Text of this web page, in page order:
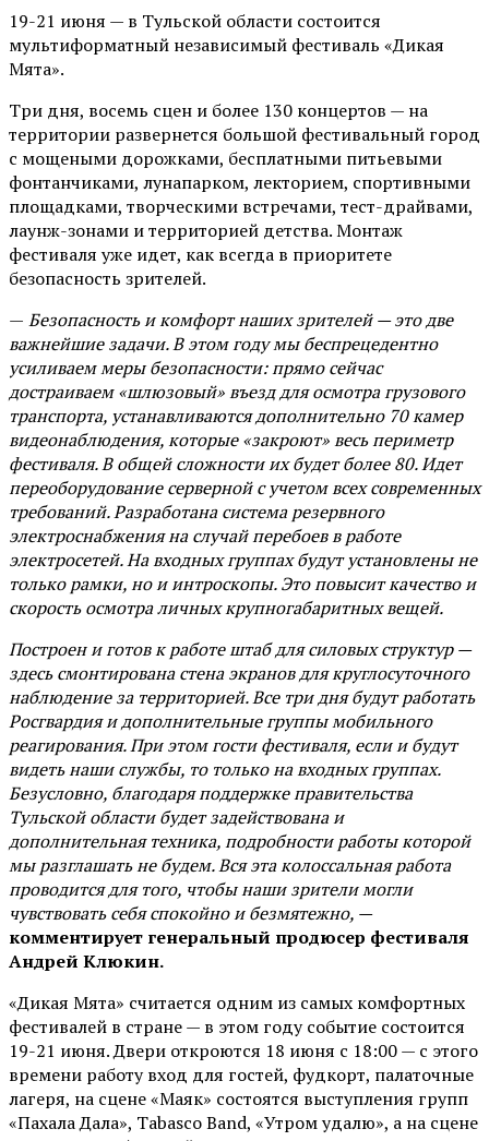
19-21 июня — в Тульской области состоится
мультиформатный независимый фестиваль «Дикая
Мята».
Три дня, восемь сцен и более 130 концертов — на
территории развернется большой фестивальный город
с мощеными дорожками, бесплатными питьевыми
фонтанчиками, лунапарком, лекторием, спортивными
площадками, творческими встречами, тест-драйвами,
лаунж-зонами и территорией детства. Монтаж
фестиваля уже идет, как всегда в приоритете
безопасность зрителей.
— Безопасность и комфорт наших зрителей — это две
важнейшие задачи. В этом году мы беспрецедентно
усиливаем меры безопасности: прямо сейчас
достраиваем «шлюзовый» въезд для осмотра грузового
транспорта, устанавливаются дополнительно 70 камер
видеонаблюдения, которые «закроют» весь периметр
фестиваля. В общей сложности их будет более 80. Идет
переоборудование серверной с учетом всех современных
требований. Разработана система резервного
электроснабжения на случай перебоев в работе
электросетей. На входных группах будут установлены не
только рамки, но и интроскопы. Это повысит качество и
скорость осмотра личных крупногабаритных вещей.
Построен и готов к работе штаб для силовых структур —
здесь смонтирована стена экранов для круглосуточного
наблюдение за территорией. Все три дня будут работать
Росгвардия и дополнительные группы мобильного
реагирования. При этом гости фестиваля, если и будут
видеть наши службы, то только на входных группах.
Безусловно, благодаря поддержке правительства
Тульской области будет задействована и
дополнительная техника, подробности работы которой
мы разглашать не будем. Вся эта колоссальная работа
проводится для того, чтобы наши зрители могли
чувствовать себя спокойно и безмятежно, —
комментирует генеральный продюсер фестиваля
Андрей Клюкин.
«Дикая Мята» считается одним из самых комфортных
фестивалей в стране — в этом году событие состоится
19-21 июня. Двери откроются 18 июня с 18:00 — с этого
времени работу вход для гостей, фудкорт, палаточные
лагеря, на сцене «Маяк» состоятся выступления групп
«Пахала Дала», Tabasco Band, «Утром удалю», а на сцене